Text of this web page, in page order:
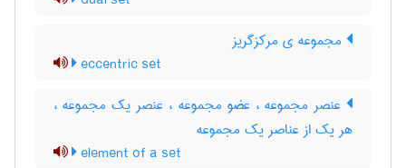
مجموعه ی مرکزگریز
eccentric set
عنصر مجموعه ، عضو مجموعه ، عنصر یک مجموعه ،
هر یک از عناصر یک مجموعه
element of a set